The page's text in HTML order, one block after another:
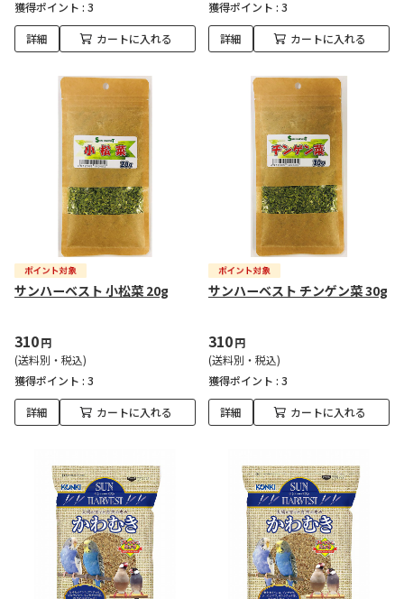
獲得ポイント : 3
詳細 カートに入れる
獲得ポイント : 3
詳細 カートに入れる
サンハーベスト 小松菜 20g
310円
(送料別・税込)
獲得ポイント : 3
詳細 カートに入れる
サンハーベスト チンゲン菜 30g
310円
(送料別・税込)
獲得ポイント : 3
詳細 カートに入れる